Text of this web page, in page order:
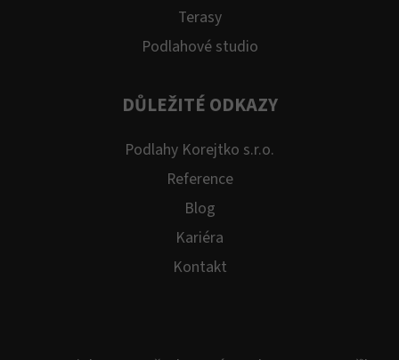
Terasy
Podlahové studio
DŮLEŽITÉ ODKAZY
Podlahy Korejtko s.r.o.
Reference
Blog
Kariéra
Kontakt